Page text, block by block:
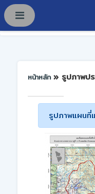
หน้าหลัก » รูปภาพป
รูปภาพแผนที่